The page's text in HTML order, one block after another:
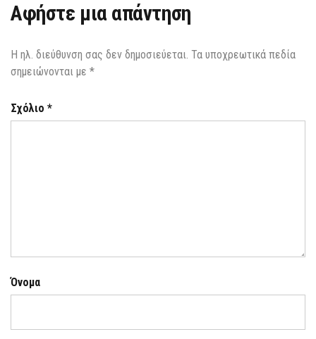
Αφήστε μια απάντηση
Η ηλ. διεύθυνση σας δεν δημοσιεύεται. Τα υποχρεωτικά πεδία
σημειώνονται με *
Σχόλιο *
Όνομα